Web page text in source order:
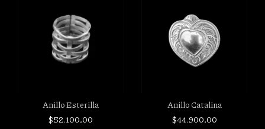
Anillo Esterilla
$52.100,00
Anillo Catalina
$44.900,00